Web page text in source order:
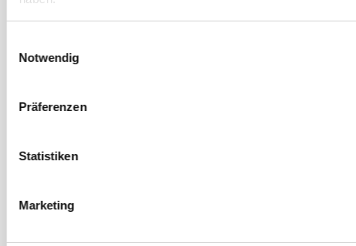
Notwendig
Präferenzen
Statistiken
Marketing
April 2022
Februar 2022
Dezember 2021
Oktober 2021